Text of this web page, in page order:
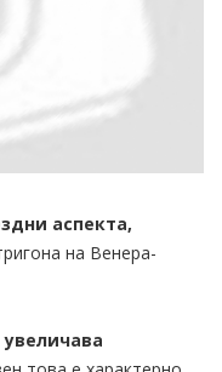
аспекта,
на Венера-